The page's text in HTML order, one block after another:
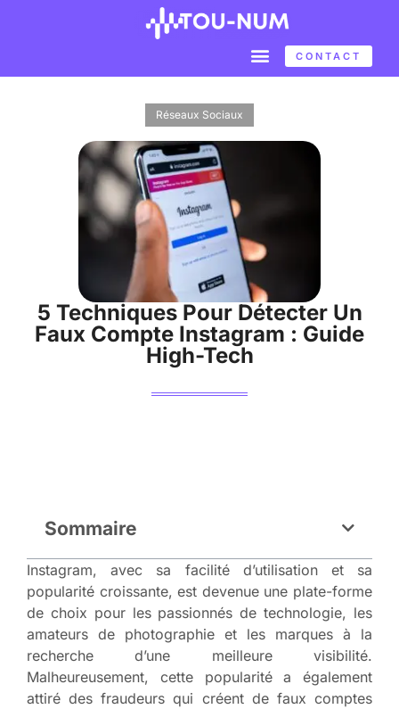
CONTACT
Réseaux Sociaux
5 Techniques Pour Détecter Un
Faux Compte Instagram : Guide
High-Tech
Sommaire
Instagram, avec sa facilité d’utilisation et sa
popularité croissante, est devenue une plate-forme
de choix pour les passionnés de technologie, les
amateurs de photographie et les marques à la
recherche d’une meilleure visibilité.
Malheureusement, cette popularité a également
attiré des fraudeurs qui créent de faux comptes